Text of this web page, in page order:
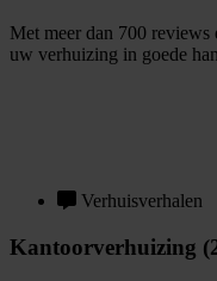
Met meer dan 700 reviews
uw verhuizing in goede
Verhuisverhalen
Kantoorverhuizing